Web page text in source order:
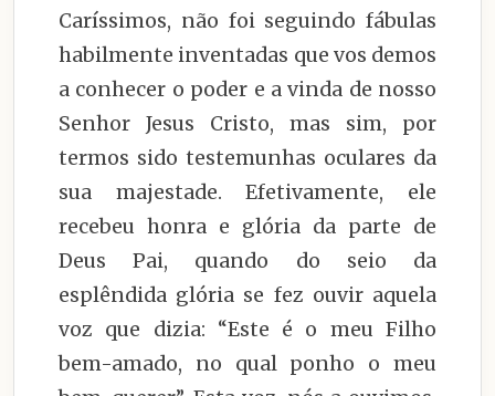
Caríssimos, não foi seguindo fábulas
habilmente inventadas que vos demos
a conhecer o poder e a vinda de nosso
Senhor Jesus Cristo, mas sim, por
termos sido testemunhas oculares da
sua majestade. Efetivamente, ele
recebeu honra e glória da parte de
Deus Pai, quando do seio da
esplêndida glória se fez ouvir aquela
voz que dizia: “Este é o meu Filho
bem-amado, no qual ponho o meu